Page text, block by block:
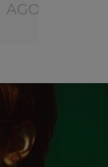
AGO 2026